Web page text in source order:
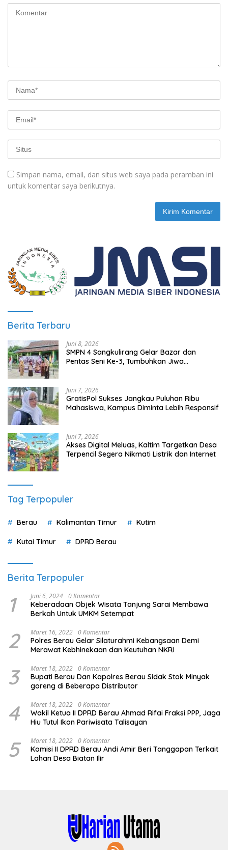
Simpan nama, email, dan situs web saya pada peramban ini
untuk komentar saya berikutnya.
Berita Terbaru
Juni 8, 2026
SMPN 4 Sangkulirang Gelar Bazar dan
Pentas Seni Ke-3, Tumbuhkan Jiwa
Juni 7, 2026
GratisPol Sukses Jangkau Puluhan Ribu
Mahasiswa, Kampus Diminta Lebih Responsif
Juni 7, 2026
Akses Digital Meluas, Kaltim Targetkan Desa
Terpencil Segera Nikmati Listrik dan Internet
Tag Terpopuler
Berau Kalimantan Timur Kutim
Kutai Timur DPRD Berau
Berita Terpopuler
1 Juni 6, 2024 0 Komentar
Keberadaan Objek Wisata Tanjung Sarai Membawa
Berkah Untuk UMKM Setempat
2 Maret 16, 2022 0 Komentar
Polres Berau Gelar Silaturahmi Kebangsaan Demi
Merawat Kebhinekaan dan Keutuhan NKRI
3 Maret 18, 2022 0 Komentar
Bupati Berau Dan Kapolres Berau Sidak Stok Minyak
goreng di Beberapa Distributor
4 Maret 18, 2022 0 Komentar
Wakil Ketua II DPRD Berau Ahmad Rifai Fraksi PPP, Jaga
Hiu Tutul Ikon Pariwisata Talisayan
5 Maret 18, 2022 0 Komentar
Komisi II DPRD Berau Andi Amir Beri Tanggapan Terkait
Lahan Desa Biatan Ilir